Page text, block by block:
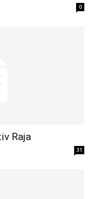
0
Raja
31